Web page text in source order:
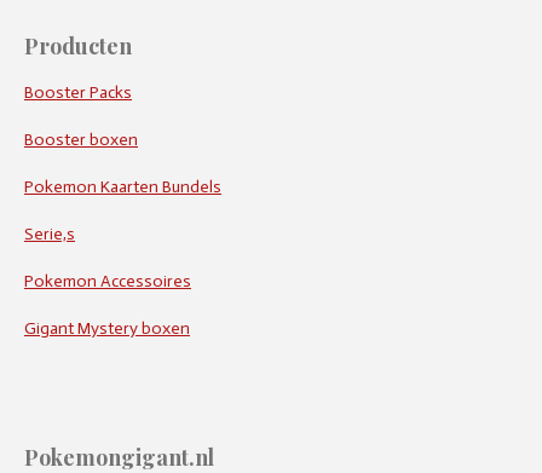
Producten
Booster Packs
Booster boxen
Pokemon Kaarten Bundels
Serie,s
Pokemon Accessoires
Gigant Mystery boxen
Pokemongigant.nl